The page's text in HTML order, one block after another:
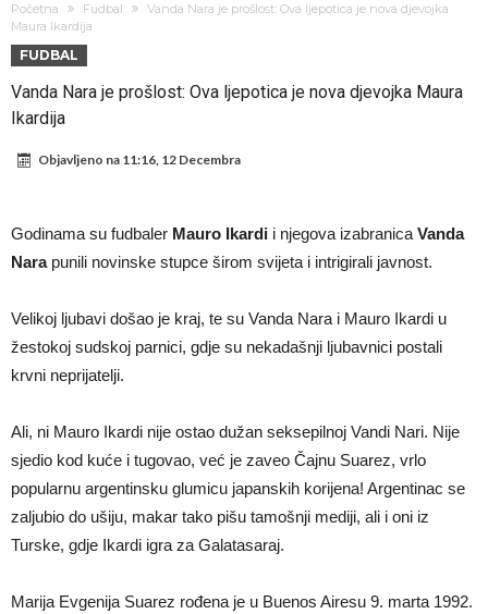
Sada je jasno zašto je došao: “Luda” klauzula iz Salahovog ugovora s
Turcima je otkrivena
Predsjednik velikana otkrio pregovore sa Dušanom Vlahovićem
Ronaldo objavio slike iz garaže. “Moje igračke”
Ćabi sastavlja kockice, lijevi bek iz Španije i golman iz Portugala za
fudbalski svijet
Početna Fudbal
Vanda Nara je prošlost: Ova ljepotica je nova djevojka
Maura Ikardija
FUDBAL
Vanda Nara je prošlost: Ova ljepotica je nova djevojka Maura
Ikardija
Objavljeno na 11:16, 12 Decembra
Godinama su fudbaler Mauro Ikardi i njegova izabranica Vanda
Narapunili novinske stupce širom svijeta i intrigirali javnost.
Velikoj ljubavi došao je kraj, te su Vanda Nara i Mauro Ikardi u
žestokoj sudskoj parnici, gdje su nekadašnji ljubavnici postali
krvni neprijatelji.
Ali, ni Mauro Ikardi nije ostao dužan seksepilnoj Vandi Nari. Nije
sjedio kod kuće i tugovao, već je zaveo Čajnu Suarez, vrlo
popularnu argentinsku glumicu japanskih korijena! Argentinac se
zaljubio do ušiju, makar tako pišu tamošnji mediji, ali i oni iz
Turske, gdje Ikardi igra za Galatasaraj.
Marija Evgenija Suarez rođena je u Buenos Airesu 9. marta 1992.